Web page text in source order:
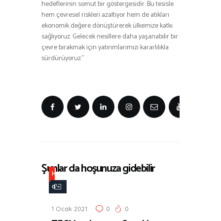
hedeflerinin somut bir göstergesidir. Bu tesisle
hem çevresel riskleri azaltıyor hem de atıkları
ekonomik değere dönüştürerek ülkemize katkı
sağlıyoruz. Gelecek nesillere daha yaşanabilir bir
çevre bırakmak için yatırımlarımızı kararlılıkla
sürdürüyoruz.”
Şunlar da hoşunuza gidebilir
H
a
e
1 Ocak 2021 0 0